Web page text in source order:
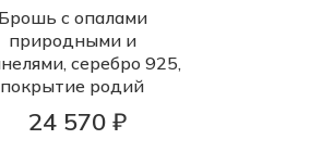
Брошь с опалами
природными и
серебро 925,
покрытие родий
24 570 ₽